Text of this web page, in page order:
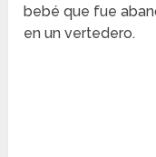
bebé que fue
en un vertedero.